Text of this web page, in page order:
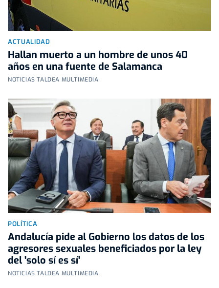
ACTUALIDAD
Hallan muerto a un hombre de unos 40
años en una fuente de Salamanca
NOTICIAS TALDEA MULTIMEDIA
POLÍTICA
Andalucía pide al Gobierno los datos de los
agresores sexuales beneficiados por la ley
del 'solo sí es sí'
NOTICIAS TALDEA MULTIMEDIA